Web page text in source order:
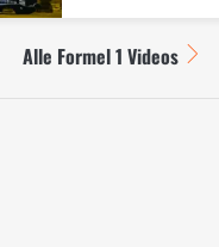
Alle Formel 1 Videos